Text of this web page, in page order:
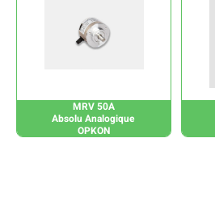
MRV 50A
Absolu Analogique
OPKON